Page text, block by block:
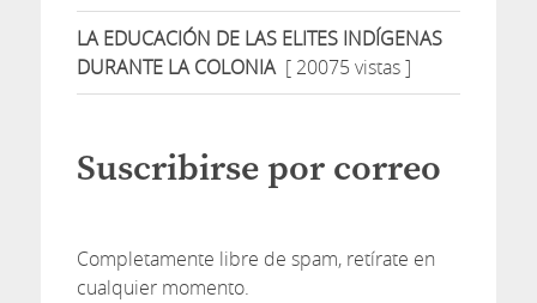
LA EDUCACIÓN DE LAS ELITES INDÍGENAS
DURANTE LA COLONIA[ 20075 vistas ]
Suscribirse por correo
Completamente libre de spam, retírate en
cualquier momento.